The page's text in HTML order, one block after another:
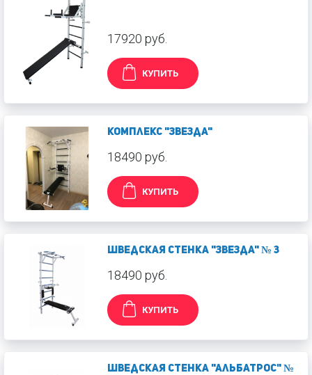
17920 руб.
КУПИТЬ
Комплекс "Звезда"
18490 руб.
КУПИТЬ
Шведская стенка "Звезда" № 3
18490 руб.
КУПИТЬ
Шведская стенка "Альбатрос" №